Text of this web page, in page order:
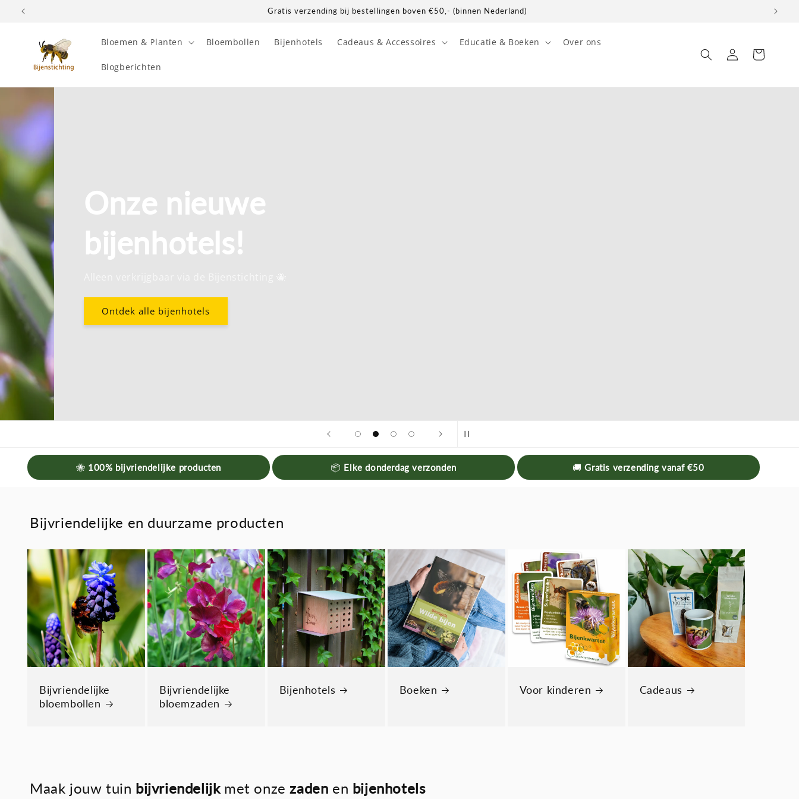
naar de
Gratis verzending bij bestellingen boven €50,- (binnen Nederland)
Bloemen & Planten Bloembollen Bijenhotels Cadeaus & Accessoires Educatie & Boeken Over ons
Blogberichten
Inloggen
Winkelwagen
Onze nieuwe
bijenhotels!
Alleen verkrijgbaar via de Bijenstichting 🐝
Ontdek alle bijenhotels
🐝 100% bijvriendelijke producten 📦 Elke donderdag verzonden 🚚Gratis verzending vanaf €50
Bijvriendelijke en duurzame producten
Bijvriendelijke
bloembollen
Bijvriendelijke
bloemzaden
Bijenhotels Boeken Voor kinderen Cadeaus
Maak jouw tuin bijvriendelijk met onze zaden en bijenhotels